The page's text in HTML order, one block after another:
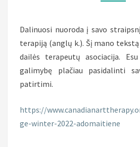
Dalinuosi nuoroda į savo
terapiją (anglų k.). Šį mano
dailės terapeutų asociacija.
galimybę plačiau pasidalinti
patirtimi.
https://
ge-winter-2022-adomaitiene